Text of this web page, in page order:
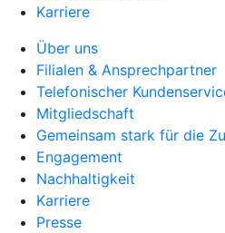
Karriere
Über uns
Filialen & Ansprechpartner
Telefonischer
Mitgliedschaft
Gemeinsam stark für die
Engagement
Nachhaltigkeit
Karriere
Presse